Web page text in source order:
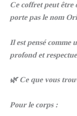
Ce coffret peut être
porte pas le nom
Il est pensé comme
profond et
🌿 Ce que vous
Pour le corps :